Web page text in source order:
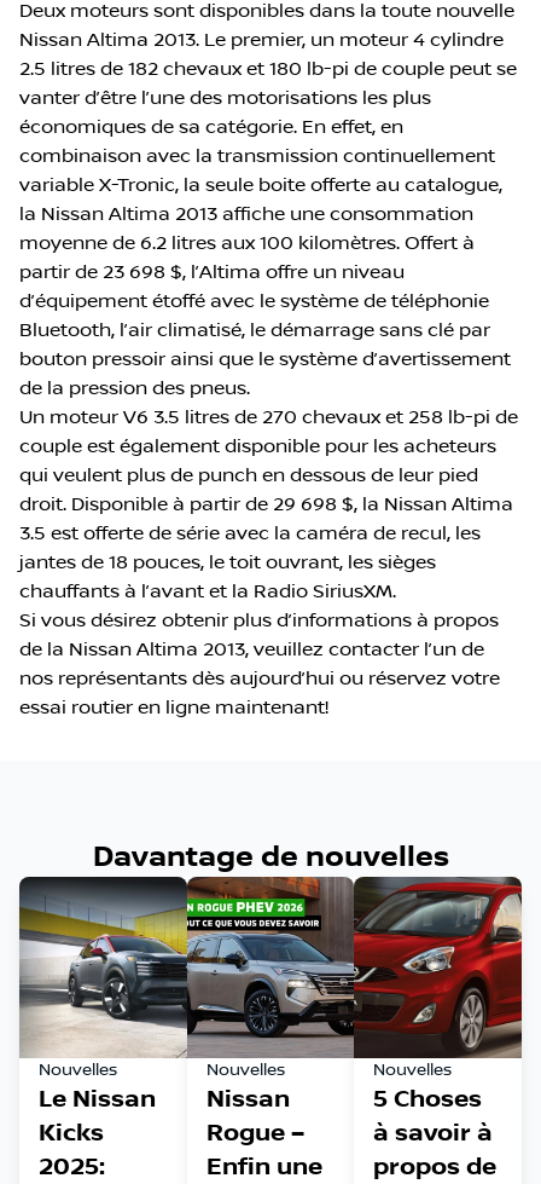
Deux moteurs sont disponibles dans la toute nouvelle
Nissan Altima 2013. Le premier, un moteur 4 cylindre
2.5 litres de 182 chevaux et 180 lb-pi de couple peut se
vanter d’être l’une des motorisations les plus
économiques de sa catégorie. En effet, en
combinaison avec la transmission continuellement
variable X-Tronic, la seule boite offerte au catalogue,
la Nissan Altima 2013 affiche une consommation
moyenne de 6.2 litres aux 100 kilomètres. Offert à
partir de 23 698 $, l’Altima offre un niveau
d’équipement étoffé avec le système de téléphonie
Bluetooth, l’air climatisé, le démarrage sans clé par
bouton pressoir ainsi que le système d’avertissement
de la pression des pneus.
Un moteur V6 3.5 litres de 270 chevaux et 258 lb-pi de
couple est également disponible pour les acheteurs
qui veulent plus de punch en dessous de leur pied
droit. Disponible à partir de 29 698 $, la Nissan Altima
3.5 est offerte de série avec la caméra de recul, les
jantes de 18 pouces, le toit ouvrant, les sièges
chauffants à l’avant et la Radio SiriusXM.
Si vous désirez obtenir plus d’informations à propos
de la Nissan Altima 2013, veuillez contacter l’un de
nos représentants dès aujourd’hui ou réservez votre
essai routier en ligne maintenant!
Davantage de nouvelles
Nouvelles
Le Nissan
Kicks
2025:
Nouvelles
Nissan
Rogue –
Enfin une
Nouvelles
5 Choses
à savoir à
propos de